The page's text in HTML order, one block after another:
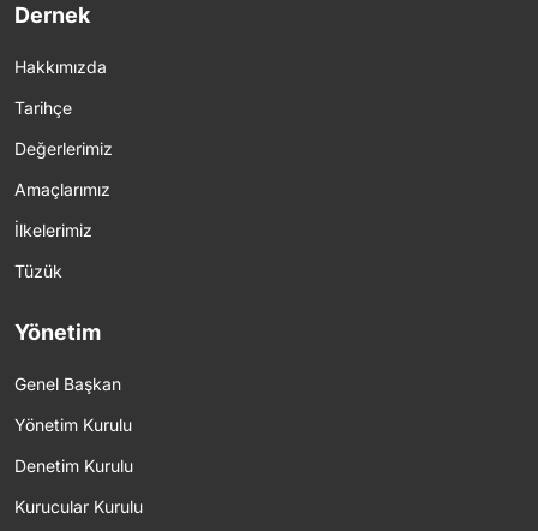
Dernek
Hakkımızda
Tarihçe
Değerlerimiz
Amaçlarımız
İlkelerimiz
Tüzük
Yönetim
Genel Başkan
Yönetim Kurulu
Denetim Kurulu
Kurucular Kurulu